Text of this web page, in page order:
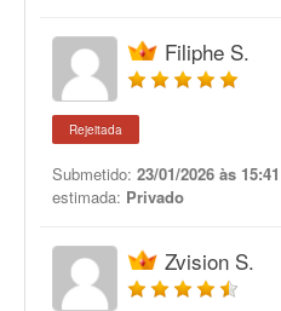
Filiphe S.
Rejeitada
Submetido: 23/01/2026 às 15:41
estimada: Privado
Zvision S.